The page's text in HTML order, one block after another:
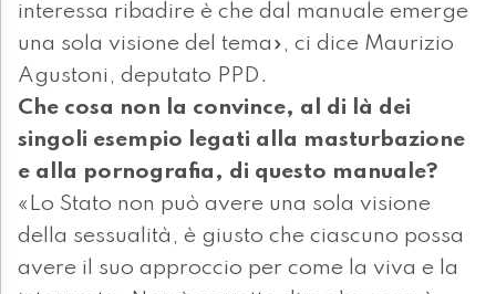
interessa ribadire è che dal manuale emerge
una sola visione del tema», ci dice Maurizio
Agustoni, deputato PPD.
Che cosa non la convince, al di là dei
singoli esempio legati alla masturbazione
e alla pornografia, di questo manuale?
«Lo Stato non può avere una sola visione
della sessualità, è giusto che ciascuno possa
avere il suo approccio per come la viva e la